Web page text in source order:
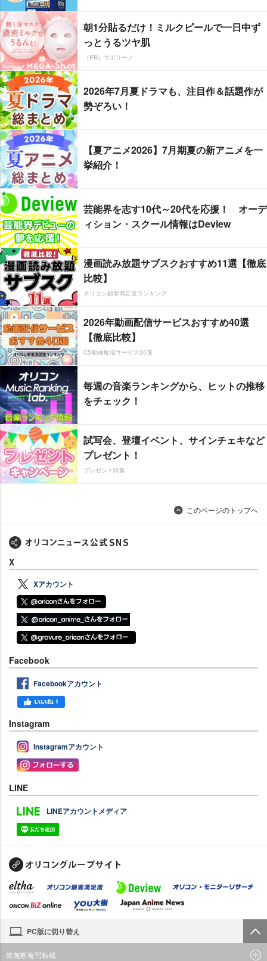
朝1分貼るだけ！ミルクピールで一日中ず
っとうるツヤ肌
（PR）サボリーノ
2026年7月夏ドラマも、注目作＆話題作が
勢ぞろい！
【夏アニメ2026】7月期夏の新アニメを一
挙紹介！
芸能界を志す10代～20代を応援！ オーデ
ィション・スクール情報はDeview
漫画読み放題サブスクおすすめ11選【徹底
比較】
オリコン顧客満足度ランキング
2026年動画配信サービスおすすめ40選
【徹底比較】
CS動画配信サービス20選
毎週の音楽ランキングから、ヒットの推移
をチェック！
試写会、登壇イベント、サインチェキなど
プレゼント！
プレゼント特集
このページのトップへ
X
Xアカウント
Facebook
Facebookアカウント
Instagram
Instagramアカウント
LINE
LINEアカウントメディア
PC版に切り替え
禁無断複写転載